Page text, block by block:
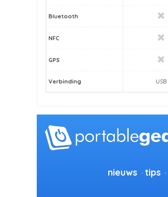
Bluetooth
NFC
GPS
Verbinding USB
nieuws tips